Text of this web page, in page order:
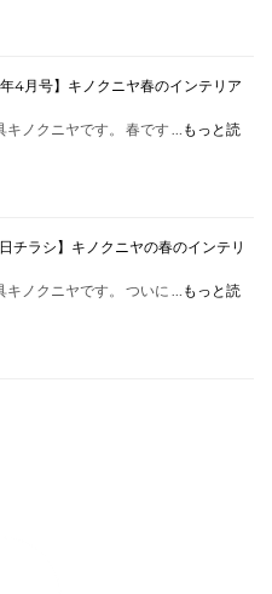
4月号】キノクニヤ春のインテリア
キノクニヤです。 春です … もっと読
チラシ】キノクニヤの春のインテリ
キノクニヤです。 ついに … もっと読